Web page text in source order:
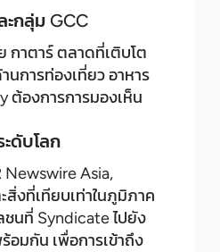
ะกลุ่ม GCC
กาตาร์ ตลาดที่เติบโต
นการท่องเที่ยว อาหาร
ต้องการการมองเห็น
ดับโลก
Newswire Asia,
สิ่งที่เทียบเท่าในภูมิภาค
นที่ Syndicate ไปยัง
มกัน เพื่อการเข้าถึง